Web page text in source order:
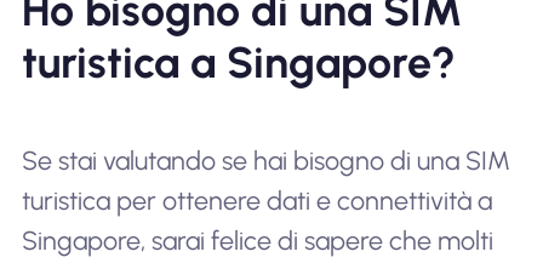
turistica a Singapore?
Se stai valutando se hai bisogno di una SIM
turistica per ottenere dati e connettività a
Singapore, sarai felice di sapere che molti